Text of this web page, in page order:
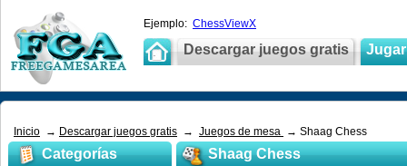
Ejemplo: ChessViewX
Descargar juegos gratis
Inicio → Descargar juegos gratis → Juegos de mesa → Shaag Chess
Shaag Chess
Categorías